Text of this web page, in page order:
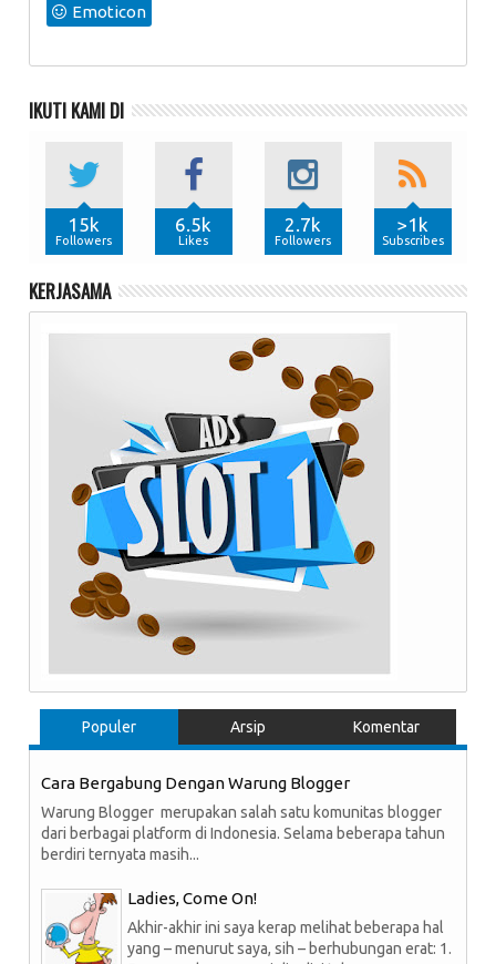
Emoticon
IKUTI KAMI DI
15k
Followers
6.5k
Likes
2.7k
Followers
>1k
Subscribes
KERJASAMA
Populer Arsip Komentar
Cara Bergabung Dengan Warung Blogger
Warung Blogger merupakan salah satu komunitas blogger
dari berbagai platform di Indonesia. Selama beberapa tahun
berdiri ternyata masih...
Ladies, Come On!
Akhir-akhir ini saya kerap melihat beberapa hal
yang – menurut saya, sih – berhubungan erat: 1.